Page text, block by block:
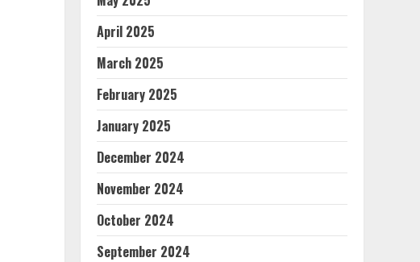
April 2025
March 2025
February 2025
January 2025
December 2024
November 2024
October 2024
September 2024